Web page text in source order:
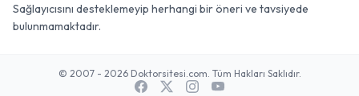
Sağlayıcısını desteklemeyip herhangi bir öneri ve tavsiyede
bulunmamaktadır.
© 2007 - 2026 Doktorsitesi.com. Tüm Hakları Saklıdır.